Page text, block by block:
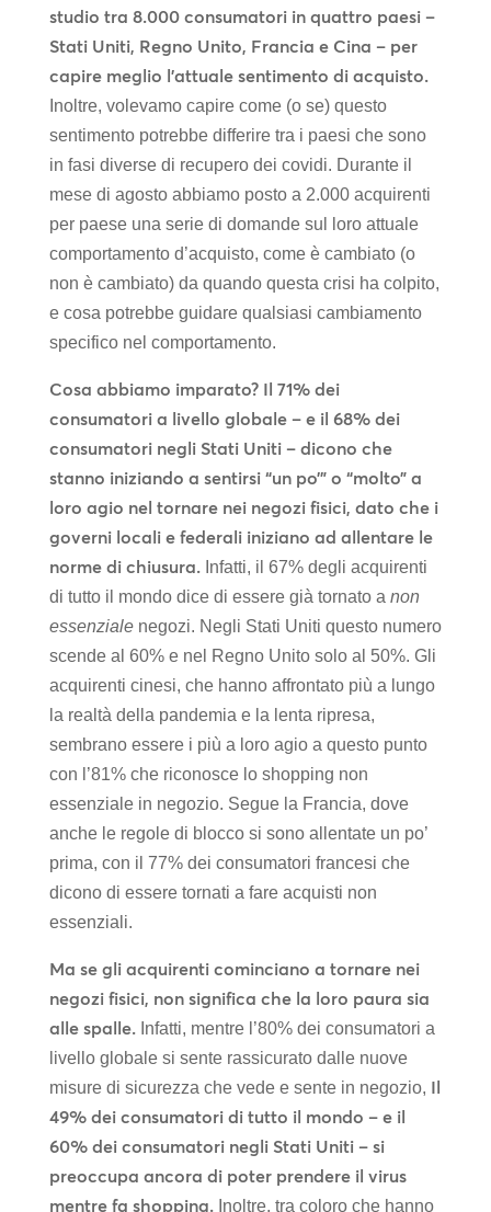
studio tra 8.000 consumatori in quattro paesi –
Stati Uniti, Regno Unito, Francia e Cina – per
capire meglio l’attuale sentimento di acquisto.
Inoltre, volevamo capire come (o se) questo
sentimento potrebbe differire tra i paesi che sono
in fasi diverse di recupero dei covidi. Durante il
mese di agosto abbiamo posto a 2.000 acquirenti
per paese una serie di domande sul loro attuale
comportamento d’acquisto, come è cambiato (o
non è cambiato) da quando questa crisi ha colpito,
e cosa potrebbe guidare qualsiasi cambiamento
specifico nel comportamento.
Cosa abbiamo imparato? Il 71% dei
consumatori a livello globale – e il 68% dei
consumatori negli Stati Uniti – dicono che
stanno iniziando a sentirsi “un po’” o “molto” a
loro agio nel tornare nei negozi fisici, dato che i
governi locali e federali iniziano ad allentare le
norme di chiusura.Infatti, il 67% degli acquirenti
di tutto il mondo dice di essere già tornato a non
essenziale negozi. Negli Stati Uniti questo numero
scende al 60% e nel Regno Unito solo al 50%. Gli
acquirenti cinesi, che hanno affrontato più a lungo
la realtà della pandemia e la lenta ripresa,
sembrano essere i più a loro agio a questo punto
con l’81% che riconosce lo shopping non
essenziale in negozio. Segue la Francia, dove
anche le regole di blocco si sono allentate un po’
prima, con il 77% dei consumatori francesi che
dicono di essere tornati a fare acquisti non
essenziali.
Ma se gli acquirenti cominciano a tornare nei
negozi fisici, non significa che la loro paura sia
alle spalle.Infatti, mentre l’80% dei consumatori a
livello globale si sente rassicurato dalle nuove
misure di sicurezza che vede e sente in negozio, Il
49% dei consumatori di tutto il mondo – e il
60% dei consumatori negli Stati Uniti – si
preoccupa ancora di poter prendere il virus
mentre fa shopping.Inoltre, tra coloro che hanno